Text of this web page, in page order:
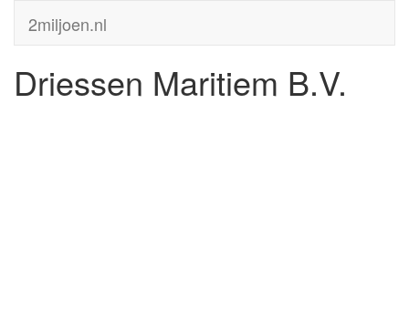
2miljoen.nl
Driessen Maritiem B.V.